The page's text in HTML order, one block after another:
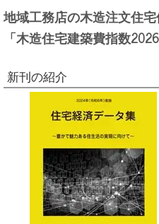
地域工務店の木造注文住
「木造住宅建築費指数
新刊の紹介